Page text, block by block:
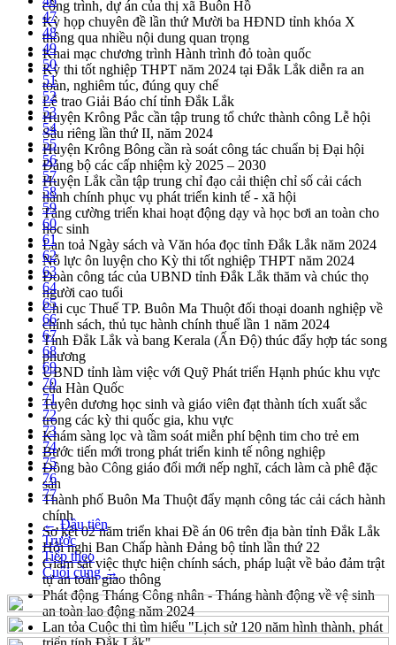
công trình, dự án của thị xã Buôn Hồ
Kỳ họp chuyên đề lần thứ Mười ba HĐND tỉnh khóa X
thông qua nhiều nội dung quan trọng
Khai mạc chương trình Hành trình đỏ toàn quốc
Kỳ thi tốt nghiệp THPT năm 2024 tại Đắk Lắk diễn ra an
toàn, nghiêm túc, đúng quy chế
Lễ trao Giải Báo chí tỉnh Đắk Lắk
Huyện Krông Pắc cần tập trung tổ chức thành công Lễ hội
Sầu riêng lần thứ II, năm 2024
Huyện Krông Bông cần rà soát công tác chuẩn bị Đại hội
Đảng bộ các cấp nhiệm kỳ 2025 – 2030
Huyện Lắk cần tập trung chỉ đạo cải thiện chỉ số cải cách
hành chính phục vụ phát triển kinh tế - xã hội
Tăng cường triển khai hoạt động dạy và học bơi an toàn cho
học sinh
Lan toả Ngày sách và Văn hóa đọc tỉnh Đắk Lắk năm 2024
Nỗ lực ôn luyện cho Kỳ thi tốt nghiệp THPT năm 2024
Đoàn công tác của UBND tỉnh Đắk Lắk thăm và chúc thọ
người cao tuổi
Chi cục Thuế TP. Buôn Ma Thuột đối thoại doanh nghiệp về
chính sách, thủ tục hành chính thuế lần 1 năm 2024
Tỉnh Đắk Lắk và bang Kerala (Ấn Độ) thúc đẩy hợp tác song
phương
UBND tỉnh làm việc với Quỹ Phát triển Hạnh phúc khu vực
của Hàn Quốc
Tuyên dương học sinh và giáo viên đạt thành tích xuất sắc
trong các kỳ thi quốc gia, khu vực
Khám sàng lọc và tầm soát miễn phí bệnh tim cho trẻ em
Bước tiến mới trong phát triển kinh tế nông nghiệp
Đồng bào Công giáo đổi mới nếp nghĩ, cách làm cà phê đặc
sản
Thành phố Buôn Ma Thuột đẩy mạnh công tác cải cách hành
chính
Sơ kết 02 năm triển khai Đề án 06 trên địa bàn tỉnh Đắk Lắk
Hội nghị Ban Chấp hành Đảng bộ tỉnh lần thứ 22
Giám sát việc thực hiện chính sách, pháp luật về bảo đảm trật
tự an toàn giao thông
Phát động Tháng Công nhân - Tháng hành động về vệ sinh
an toàn lao động năm 2024
Lan tỏa Cuộc thi tìm hiểu "Lịch sử 120 năm hình thành, phát
47
48
49
50
51
52
53
54
55
56
57
58
59
60
61
62
63
64
65
66
67
68
69
70
71
72
73
74
75
76
77
← Đầu tiên
Trước
Tiếp theo
Cuối cùng →